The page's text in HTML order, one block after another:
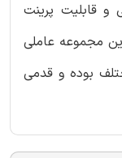
و قابلیت پرینت
مجموعه عاملی
بوده و قدمی